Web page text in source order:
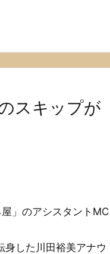
スキップが
」のアシスタントMC
身した川田裕美アナウ